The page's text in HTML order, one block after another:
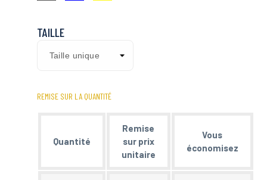
TAILLE
REMISE SUR LA QUANTITÉ
Quantité
Remise
sur prix
unitaire
Vous
économisez